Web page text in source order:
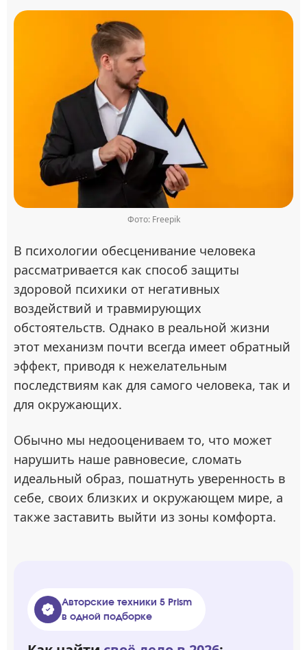
Фото: Freepik
В психологии обесценивание человека
рассматривается как способ защиты
здоровой психики от негативных
воздействий и травмирующих
обстоятельств. Однако в реальной жизни
этот механизм почти всегда имеет обратный
эффект, приводя к нежелательным
последствиям как для самого человека, так и
для окружающих.
Обычно мы недооцениваем то, что может
нарушить наше равновесие, сломать
идеальный образ, пошатнуть уверенность в
себе, своих близких и окружающем мире, а
также заставить выйти из зоны комфорта.
Авторские техники 5 Prism
в одной подборке